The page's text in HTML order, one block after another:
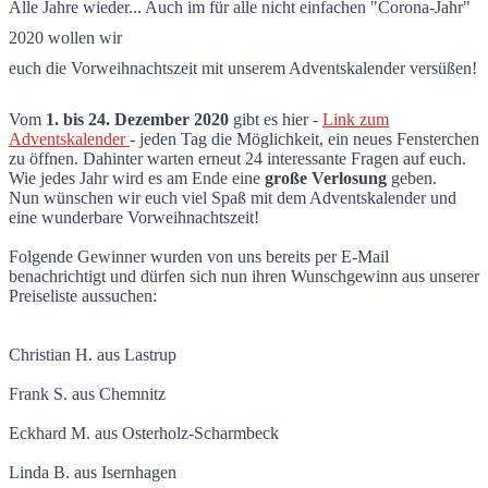
Alle Jahre wieder... Auch im für alle nicht einfachen "Corona-Jahr"
2020 wollen wir
euch die Vorweihnachtszeit mit unserem Adventskalender versüßen!
Vom 1. bis 24. Dezember 2020 gibt es hier - Link zum
Adventskalender- jeden Tag die Möglichkeit, ein neues Fensterchen
zu öffnen. Dahinter warten erneut 24 interessante Fragen auf euch.
Wie jedes Jahr wird es am Ende eine große Verlosung geben.
Nun wünschen wir euch viel Spaß mit dem Adventskalender und
eine wunderbare Vorweihnachtszeit!
Folgende Gewinner wurden von uns bereits per E-Mail
benachrichtigt und dürfen sich nun ihren Wunschgewinn aus unserer
Preiseliste aussuchen:
Christian H. aus Lastrup
Frank S. aus Chemnitz
Eckhard M. aus Osterholz-Scharmbeck
Linda B. aus Isernhagen